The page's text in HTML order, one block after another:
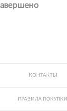
КОНТАКТЫ
ПРАВИЛА ПОКУПКИ